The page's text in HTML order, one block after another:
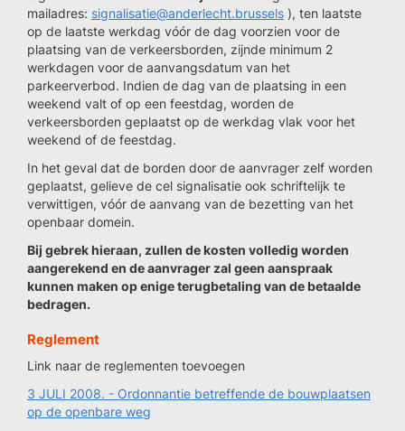
mailadres: signalisatie@anderlecht.brussels ), ten laatste
op de laatste werkdag vóór de dag voorzien voor de
plaatsing van de verkeersborden, zijnde minimum 2
werkdagen voor de aanvangsdatum van het
parkeerverbod. Indien de dag van de plaatsing in een
weekend valt of op een feestdag, worden de
verkeersborden geplaatst op de werkdag vlak voor het
weekend of de feestdag.
In het geval dat de borden door de aanvrager zelf worden
geplaatst, gelieve de cel signalisatie ook schriftelijk te
verwittigen, vóór de aanvang van de bezetting van het
openbaar domein.
Bij gebrek hieraan, zullen de kosten volledig worden
aangerekend en de aanvrager zal geen aanspraak
kunnen maken op enige terugbetaling van de betaalde
bedragen.
Reglement
Link naar de reglementen toevoegen
3 JULI 2008. - Ordonnantie betreffende de bouwplaatsen
op de openbare weg